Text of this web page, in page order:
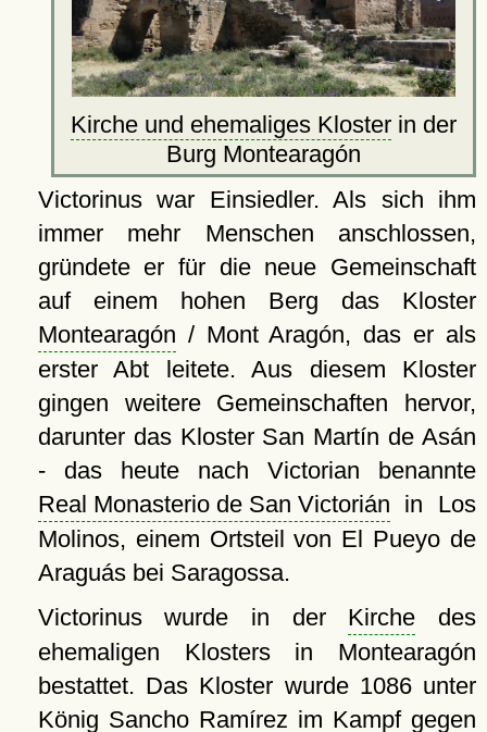
Kirche und ehemaliges Kloster in der
Burg Montearagón
Victorinus war Einsiedler. Als sich ihm
immer mehr Menschen anschlossen,
gründete er für die neue Gemeinschaft
auf einem hohen Berg das Kloster
Montearagón / Mont Aragón, das er als
erster Abt leitete. Aus diesem Kloster
gingen weitere Gemeinschaften hervor,
darunter das Kloster San Martín de Asán
- das heute nach Victorian benannte
Real Monasterio de San Victorián in Los
Molinos, einem Ortsteil von El Pueyo de
Araguás bei Saragossa.
Victorinus wurde in der Kirche des
ehemaligen Klosters in Montearagón
bestattet. Das Kloster wurde 1086 unter
König Sancho Ramírez im Kampf gegen